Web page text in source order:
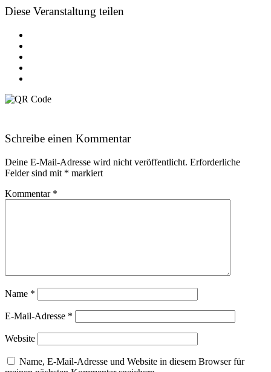
Diese Veranstaltung teilen
Schreibe einen Kommentar
Deine E-Mail-Adresse wird nicht veröffentlicht. Erforderliche
Felder sind mit * markiert
Kommentar *
Name *
E-Mail-Adresse *
Website
Name, E-Mail-Adresse und Website in diesem Browser für